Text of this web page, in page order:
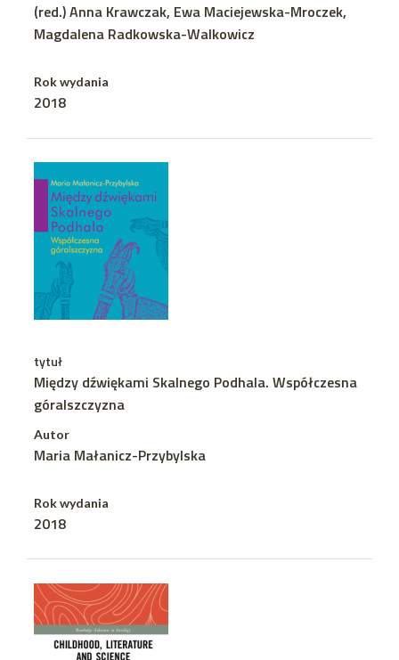
(red.) Anna Krawczak, Ewa Maciejewska-Mroczek,
Magdalena Radkowska-Walkowicz
Rok wydania
2018
tytuł
Między dźwiękami Skalnego Podhala. Współczesna
góralszczyzna
Autor
Maria Małanicz-Przybylska
Rok wydania
2018